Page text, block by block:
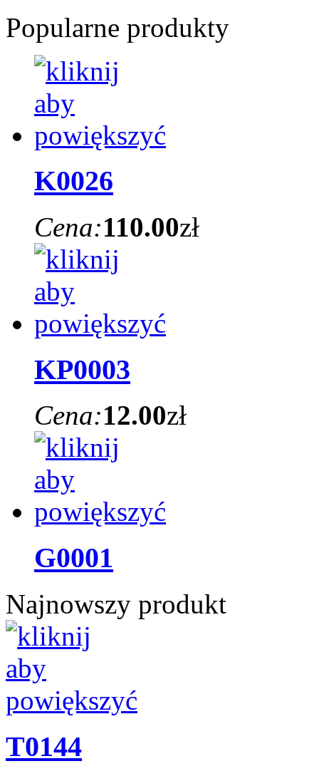
Popularne produkty
K0026
Cena:110.00zł
KP0003
Cena:12.00zł
G0001
Najnowszy produkt
T0144